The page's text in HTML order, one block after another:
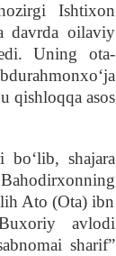
Ishtixon
davrda oilaviy
Uning ota-
qishloqqa asos
shajara
Ato (Ota) ibn
avlodi
sharif”